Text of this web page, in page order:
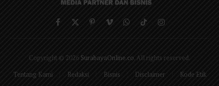
Facebook
X
PinterestVimeoWhatsApp
TikTokInstagram
Copyright © 2026 SurabayaOnline.co. All rights reserved.
Tentang Kami
Redaksi Bisnis Disclaimer Kode Etik